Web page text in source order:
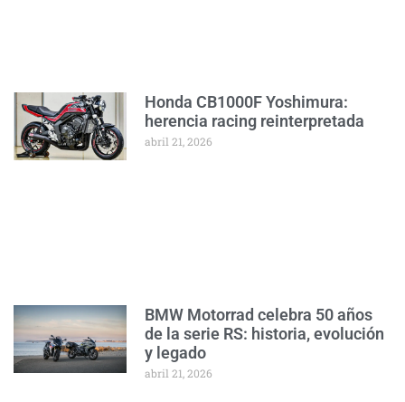
Honda CB1000F Yoshimura:
herencia racing reinterpretada
abril 21, 2026
BMW Motorrad celebra 50 años
de la serie RS: historia, evolución
y legado
abril 21, 2026